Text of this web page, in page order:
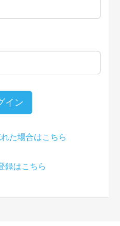
イン
た場合はこちら
録はこちら